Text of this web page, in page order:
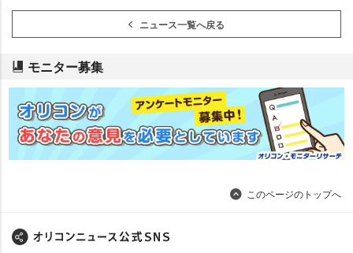
ニュース一覧へ戻る
モニター募集
このページのトップへ